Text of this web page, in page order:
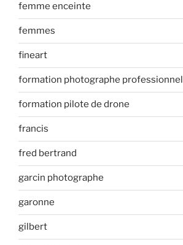
femme enceinte
femmes
fineart
formation photographe professionnel
formation pilote de drone
francis
fred bertrand
garcin photographe
garonne
gilbert